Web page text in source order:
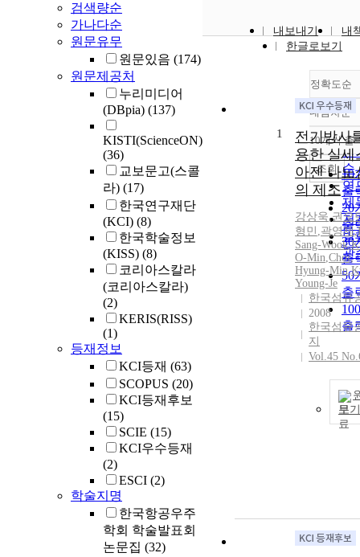
검색량순
가나다순
원문유무
원문있음 (174)
원문제공처
누리미디어
(DBpia) (137)
KISTI(ScienceON)
(36)
교보문고(스콜
라) (17)
한국연구재단
(KCI) (8)
한국학술정보
(KISS) (8)
코리아스칼라
(코리아스칼라)
(2)
KERIS(RISS)
(1)
등재정보
KCI등재 (63)
SCOPUS (20)
KCI등재후보
(15)
SCIE (15)
KCI우수등재
(2)
ESCI (2)
학술지명
한국항공우주
학회 학술발표회
논문집 (32)
내보내기
내
한글로보기
정확도순
정
순
인
순
연
제
저
발
관
내림차순
내
10개씩 출
10
출
20
출
30
출
50
출
출
조회
1
전기방사
용한 실세
아젠 나노
의 제조
강상욱,권오
형민 ,곽영제,
Sang-Wook,
O-Min,Choi,
Hyung-Min,
Young-Je
한국섬유
2008
한국섬유
지
Vol.45
보기